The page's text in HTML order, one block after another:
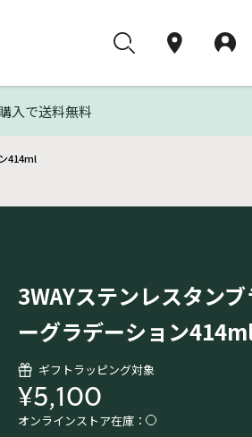
入で送料無料
414ml
3WAYステンレスタン
ーグラデーション
ギフトラッピング対象
¥5,100
オンラインストア在庫：